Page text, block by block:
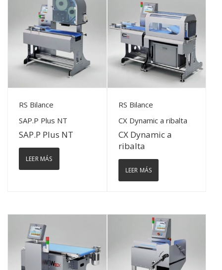
View Details
RS Bilance
SAP.P Plus NT
SAP.P Plus NT
LEER MÁS
View Details
RS Bilance
CX Dynamic a ribalta
CX Dynamic a
ribalta
LEER MÁS